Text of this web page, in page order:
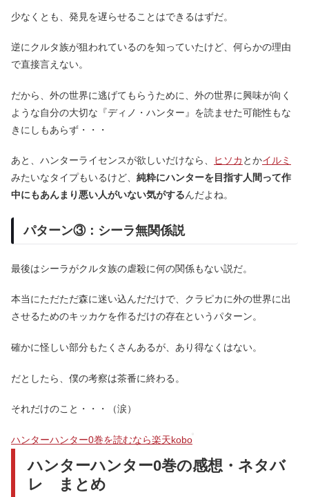
少なくとも、発見を遅らせることはできるはずだ。
逆にクルタ族が狙われているのを知っていたけど、何らかの理由
で直接言えない。
だから、外の世界に逃げてもらうために、外の世界に興味が向く
ような自分の大切な『ディノ・ハンター』を読ませた可能性もな
きにしもあらず・・・
あと、ハンターライセンスが欲しいだけなら、 ヒソカ とかイルミ
みたいなタイプもいるけど、 純粋にハンターを目指す人間って作
中にもあんまり悪い人がいない気がするんだよね。
パターン③：シーラ無関係説
最後はシーラがクルタ族の虐殺に何の関係もない説だ。
本当にただただ森に迷い込んだだけで、クラピカに外の世界に出
させるためのキッカケを作るだけの存在というパターン。
確かに怪しい部分もたくさんあるが、あり得なくはない。
だとしたら、僕の考察は茶番に終わる。
それだけのこと・・・（涙）
ハンターハンター0巻を読むなら楽天kobo
ハンターハンター0巻の感想・ネタバ
レ まとめ